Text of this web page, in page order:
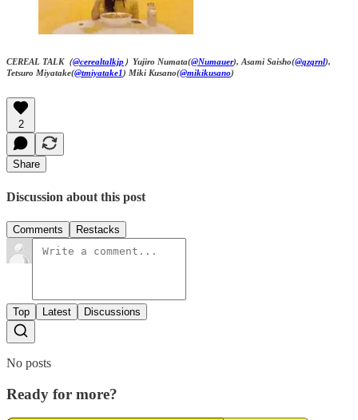
CEREAL TALK（@cerealtalkjp）Yujiro Numata(@Numauer), Asami Saisho(@qzqrnl),
Tetsuro Miyatake(@tmiyatake1) Miki Kusano(@mikikusano)
2
Share
Discussion about this post
Comments Restacks
Top Latest Discussions
No posts
Ready for more?